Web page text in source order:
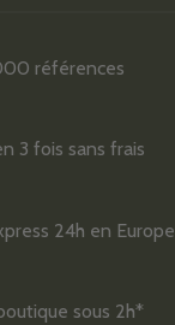
références
3 fois sans frais
24h en Europe
sous 2h*